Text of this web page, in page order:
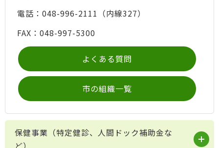
電話：048-996-2111（内線327）
FAX：048-997-5300
よくある質問
市の組織一覧
保健事業（特定健診、人間ドック補助金な